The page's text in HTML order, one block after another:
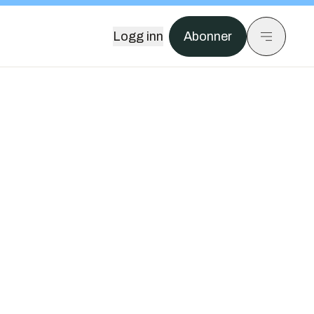
Logg inn Abonner